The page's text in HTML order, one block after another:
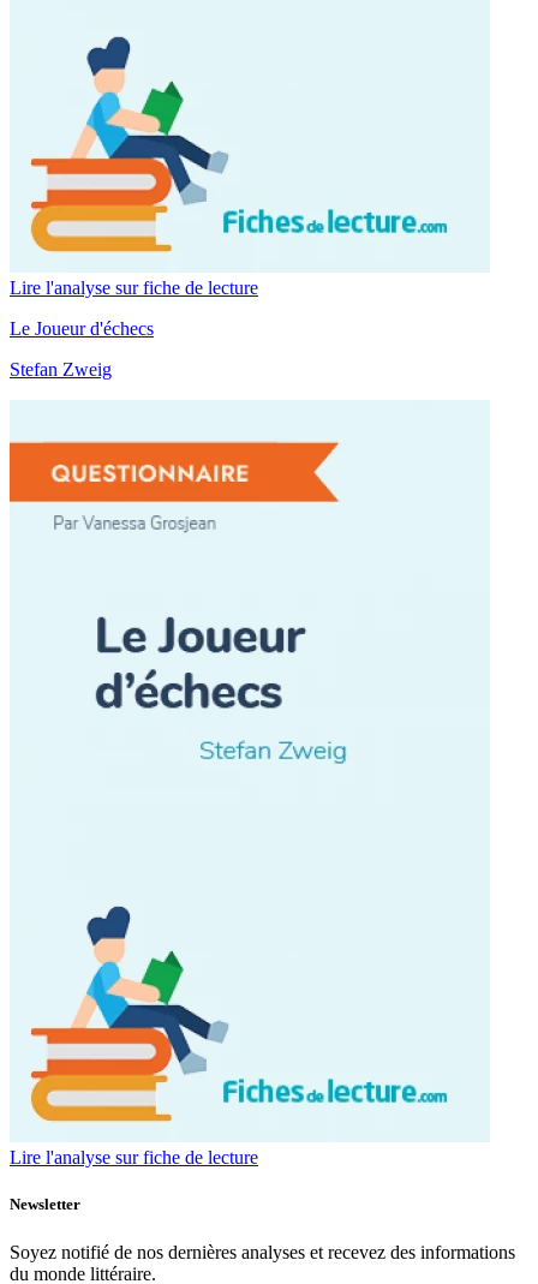
Lire l'analyse sur fiche de lecture
Le Joueur d'échecs
Stefan Zweig
Lire l'analyse sur fiche de lecture
Newsletter
Soyez notifié de nos dernières analyses et recevez des informations
du monde littéraire.